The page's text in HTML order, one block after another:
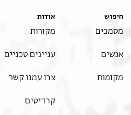
חיפוש
מסמכים
אנשים
מקומות
אודות
מקורות
עניינים טכניים
צרו עמנו קשר
קרדיטים